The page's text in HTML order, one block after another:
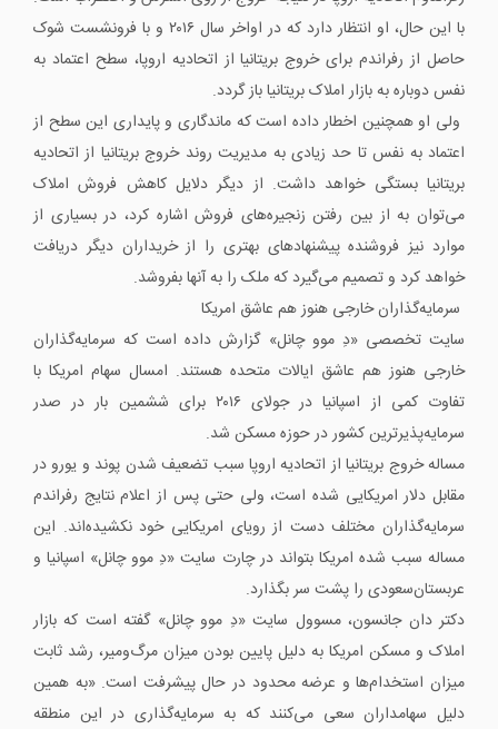
با این حال، او انتظار دارد که در اواخر سال ۲۰۱۶ و با فرونشست شوک
حاصل از رفراندم برای خروج بریتانیا از اتحادیه اروپا، سطح اعتماد به
نفس دوباره به بازار املاک بریتانیا باز گردد.
ولی او همچنین اخطار داده است که ماندگاری و پایداری این سطح از
اعتماد به نفس تا حد زیادی به مدیریت روند خروج بریتانیا از اتحادیه
بریتانیا بستگی خواهد داشت. از دیگر دلایل کاهش فروش املاک
می‌توان به از بین رفتن زنجیره‌های فروش اشاره کرد، در بسیاری از
موارد نیز فروشنده پیشنهادهای بهتری را از خریداران دیگر دریافت
خواهد کرد و تصمیم می‌گیرد که ملک را به آنها بفروشد.
سرمایه‌گذاران خارجی هنوز هم عاشق امریکا
سایت تخصصی «دِ موو چانل» گزارش داده است که سرمایه‌گذاران
خارجی هنوز هم عاشق ایالات متحده هستند. امسال سهام امریکا با
تفاوت کمی از اسپانیا در جولای ۲۰۱۶ برای ششمین بار در صدر
سرمایه‌پذیرترین کشور در حوزه مسکن شد.
مساله خروج بریتانیا از اتحادیه اروپا سبب تضعیف شدن پوند و یورو در
مقابل دلار امریکایی شده است، ولی حتی پس از اعلام نتایج رفراندم
سرمایه‌گذاران مختلف دست از رویای امریکایی خود نکشیده‌اند. این
مساله سبب شده امریکا بتواند در چارت سایت «دِ موو چانل» اسپانیا و
عربستان‌سعودی را پشت سر بگذارد.
دکتر دان جانسون، مسوول سایت «دِ موو چانل» گفته است که بازار
املاک و مسکن امریکا به دلیل پایین بودن میزان مرگ‌ومیر، رشد ثابت
میزان استخدام‌ها و عرضه محدود در حال پیشرفت است. «به همین
دلیل سهامداران سعی می‌کنند که به سرمایه‌گذاری در این منطقه